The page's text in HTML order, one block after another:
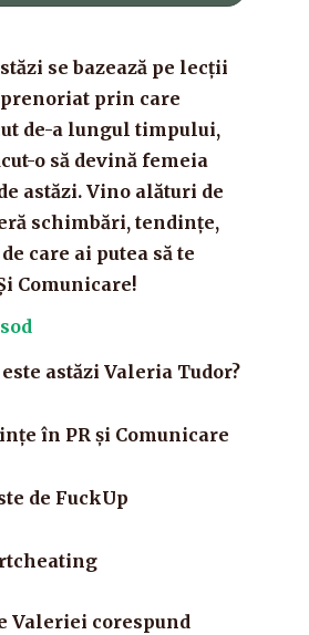
se bazează pe lecții
prin care
de-a lungul timpului,
o să devină femeia
astăzi. Vino alături de
schimbări, tendințe,
care ai putea să te
Comunicare!
astăzi Valeria Tudor?
în PR și Comunicare
de FuckUp
Valeriei corespund